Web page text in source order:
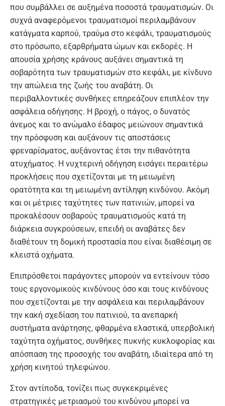
που συμβάλλει σε αυξημένα ποσοστά τραυματισμών. Οι
συχνά αναφερόμενοι τραυματισμοί περιλαμβάνουν
κατάγματα καρπού, τραύμα στο κεφάλι, τραυματισμούς
στο πρόσωπο, εξαρθρήματα ώμων και εκδορές. Η
απουσία χρήσης κράνους αυξάνει σημαντικά τη
σοβαρότητα των τραυματισμών στο κεφάλι, με κίνδυνο
την απώλεια της ζωής του αναβάτη. Οι
περιβαλλοντικές συνθήκες επηρεάζουν επιπλέον την
ασφάλεια οδήγησης. Η βροχή, ο πάγος, ο δυνατός
άνεμος και το ανώμαλο έδαφος μειώνουν σημαντικά
την πρόσφυση και αυξάνουν τις αποστάσεις
φρεναρίσματος, αυξάνοντας έτσι την πιθανότητα
ατυχήματος. Η νυχτερινή οδήγηση εισάγει περαιτέρω
προκλήσεις που σχετίζονται με τη μειωμένη
ορατότητα και τη μειωμένη αντίληψη κινδύνου. Ακόμη
και οι μέτριες ταχύτητες των πατινιών, μπορεί να
προκαλέσουν σοβαρούς τραυματισμούς κατά τη
διάρκεια συγκρούσεων, επειδή οι αναβάτες δεν
διαθέτουν τη δομική προστασία που είναι διαθέσιμη σε
κλειστά οχήματα.
Επιπρόσθετοι παράγοντες μπορούν να εντείνουν τόσο
τους εργονομικούς κινδύνους όσο και τους κινδύνους
που σχετίζονται με την ασφάλεια και περιλαμβάνουν
την κακή σχεδίαση του πατινιού, τα ανεπαρκή
συστήματα ανάρτησης, φθαρμένα ελαστικά, υπερβολική
ταχύτητα οχήματος, συνθήκες πυκνής κυκλοφορίας και
απόσπαση της προσοχής του αναβάτη, ιδιαίτερα από τη
χρήση κινητού τηλεφώνου.
Στον αντίποδα, τονίζει πως συγκεκριμένες
στρατηγικές μετριασμού του κινδύνου μπορεί να